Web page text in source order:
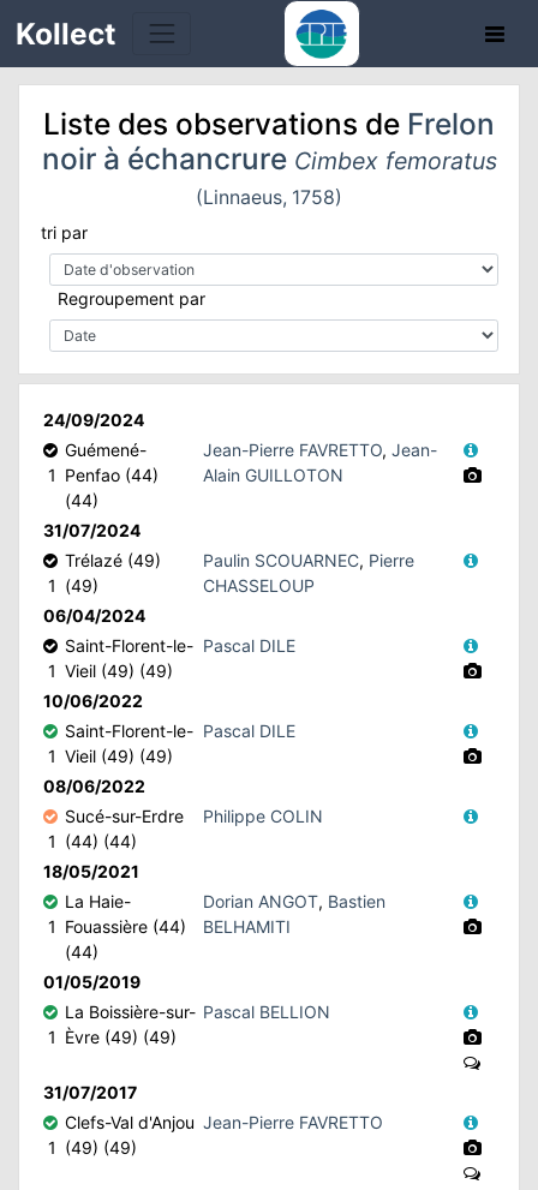
Kollect
Liste des observations de Frelon
noir à échancrureCimbex femoratus
(Linnaeus, 1758)
tri par
Regroupement par
24/09/2024
1
Guémené-
Penfao (44)
(44)
Jean-Pierre FAVRETTO,Jean-
Alain GUILLOTON
31/07/2024
1
Trélazé (49)
(49)
Paulin SCOUARNEC, Pierre
CHASSELOUP
06/04/2024
1
Saint-Florent-le-
Vieil (49) (49)
Pascal DILE
10/06/2022
1
Saint-Florent-le-
Vieil (49) (49)
Pascal DILE
08/06/2022
1
Sucé-sur-Erdre
(44) (44)
Philippe COLIN
18/05/2021
1
La Haie-
Fouassière (44)
(44)
Dorian ANGOT, Bastien
BELHAMITI
01/05/2019
1
La Boissière-sur-
Èvre (49) (49)
Pascal BELLION
31/07/2017
1
Clefs-Val d'Anjou
(49) (49)
Jean-Pierre FAVRETTO